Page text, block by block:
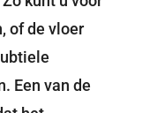
of de vloer
Een van de